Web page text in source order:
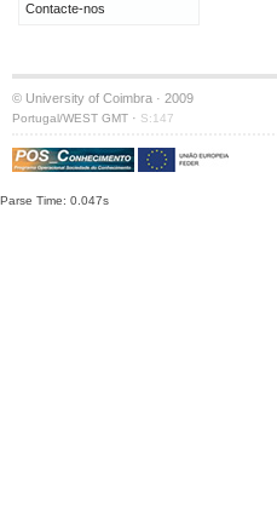
Contacte-nos
© University of Coimbra · 2009
Portugal/WEST GMT · S:147
Parse Time: 0.047s